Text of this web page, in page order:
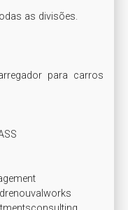
as divisões.
para carros